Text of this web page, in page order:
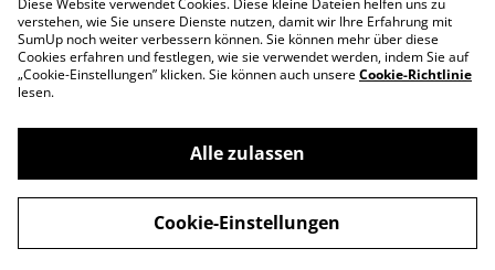
Datenschutzbestimm
ungen von SumUp
Cookie-Richtlinie
©2026Colour Your Day
powered by
Diese Website verwendet Cookies. Diese kleine Dateien helfen uns zu
verstehen, wie Sie unsere Dienste nutzen, damit wir Ihre Erfahrung mit
SumUp noch weiter verbessern können. Sie können mehr über diese
Cookies erfahren und festlegen, wie sie verwendet werden, indem Sie auf
„Cookie-Einstellungen” klicken. Sie können auch unsereCookie-Richtlinie
lesen.
Alle zulassen
Cookie-Einstellungen